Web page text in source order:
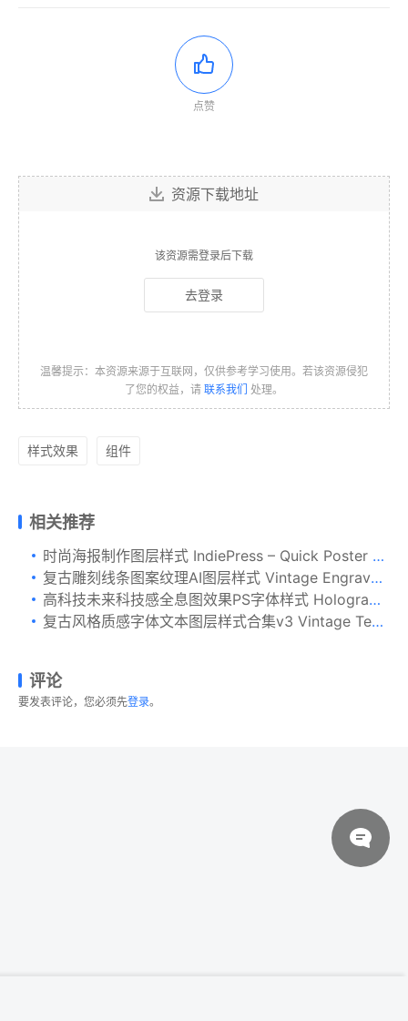
点赞
资源下载地址
该资源需登录后下载
去登录
温馨提示：本资源来源于互联网，仅供参考学习使用。若该资源侵犯
了您的权益，请 联系我们 处理。
样式效果 组件
相关推荐
时尚海报制作图层样式 IndiePress – Quick Poster Maker
复古雕刻线条图案纹理AI图层样式 Vintage Engraved Patterns
高科技未来科技感全息图效果PS字体样式 Hologram Text Effects
复古风格质感字体文本图层样式合集v3 Vintage Text Effects Vol.3
评论
要发表评论，您必须先登录。